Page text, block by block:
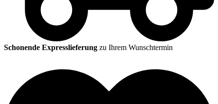
Schonende Expresslieferung zu Ihrem Wunschtermin